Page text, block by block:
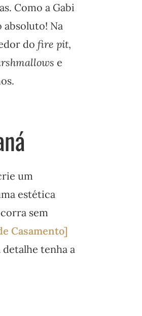
Como a Gabi
absoluto! Na
do fire pit,
e
um
estética
sem
Casamento]
tenha a